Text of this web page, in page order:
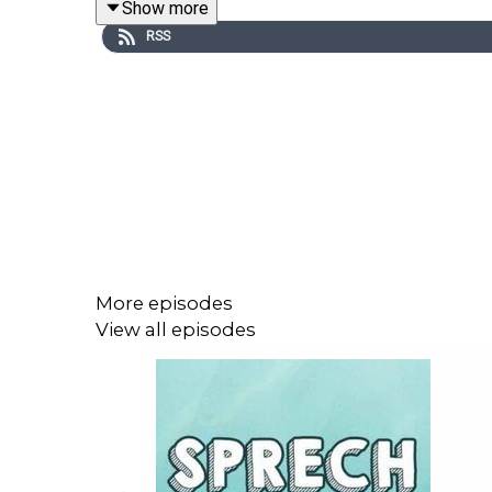
Show more
RSS
More episodes
View all episodes